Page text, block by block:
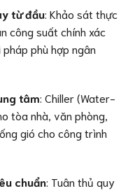
từ đầu: Khảo sát thực
công suất chính xác
phù hợp ngân
tâm: Chiller (Water-
tòa nhà, văn phòng,
gió cho công trình
chuẩn: Tuân thủ quy